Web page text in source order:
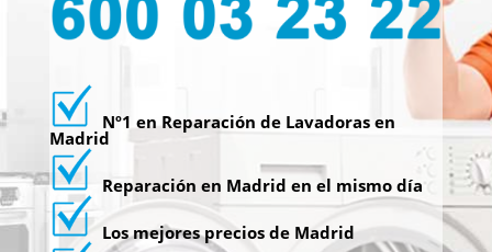
Nº1 en Reparación de Lavadoras en
Madrid
Reparación en Madrid en el mismo día
Los mejores precios de Madrid